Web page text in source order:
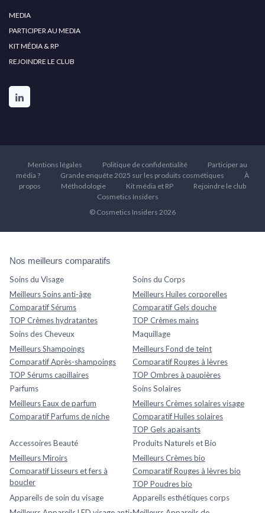
MEDIA
PARTICIPER AU MEDIA
KIT MÉDIA & RP
REJOINDRE LE CLUB
Mentions légales Politique de confidentialité
Participer au
média ?
Grande enquête 2025 sur les produits cosmétiques
À
propos
Méthodologie Kit média et RP
Rejoindre le club
Cosmetics Insiders
© Cosmetics Insiders 2026
Nos meilleurs comparatifs
Soins du Visage
Meilleurs Soins anti-âge
Comparatif Sérums
TOP Crèmes hydratantes
Soins du Corps
Meilleurs Huiles corporelles
Comparatif Gels douche
TOP Crèmes mains
Soins des Cheveux
Meilleurs Shampoings
Comparatif Après-shampoings
TOP Sérums capillaires
Maquillage
Meilleurs Fond de teint
Comparatif Rouges à lèvres
TOP Ombres à paupières
Parfums
Meilleurs Eaux de parfum
Comparatif Parfums de niche
Soins Solaires
Meilleurs Crèmes solaires visage
Comparatif Huiles solaires
TOP Gels apaisants
Accessoires Beauté
Meilleurs Miroirs
Comparatif Lisseurs et fers à
boucler
Produits Naturels et Bio
Meilleurs Crèmes bio
Comparatif Rouges à lèvres bio
TOP Poudres bio
Appareils de soin du visage
Appareils esthétiques corps